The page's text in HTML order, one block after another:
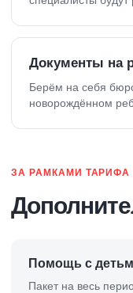
Документы на
Берём на себя
новорождённом
ЗА РАМКАМИ ТАРИФА
Помощь с
Пакет на весь